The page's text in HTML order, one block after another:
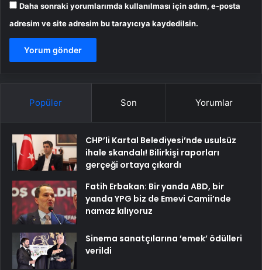
Daha sonraki yorumlarımda kullanılması için adım, e-posta
adresim ve site adresim bu tarayıcıya kaydedilsin.
Popüler Son Yorumlar
CHP’li Kartal Belediyesi’nde usulsüz
ihale skandalı! Bilirkişi raporları
gerçeği ortaya çıkardı
Fatih Erbakan: Bir yanda ABD, bir
yanda YPG biz de Emevi Camii’nde
namaz kılıyoruz
Sinema sanatçılarına ’emek’ ödülleri
verildi